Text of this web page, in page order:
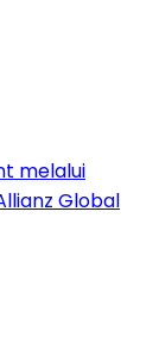
melalui
Global